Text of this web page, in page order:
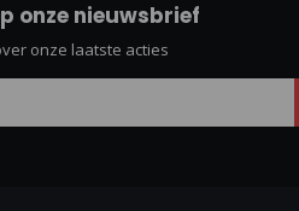
onze nieuwsbrief
onze laatste acties